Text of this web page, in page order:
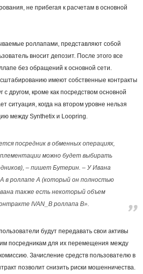
не прибегая к расчетам в основной
роллапами, представляют собой
вносит депозит. После этого все
без обращений к основной сети.
имеют собственные контракты
с другом, кроме как посредством основной
ситуация, когда на втором уровне нельзя
между Synthetix и Loopring.
посредник в обменных операциях,
можно будет выбирать
– пишет Бутерин. – У Ивана
в роллапе A (который он полностью
также есть некоторый объем
IVAN_B роллапа B».
будут передавать свои активы
посредникам для их перемещения между
Зачисление средств пользователю в
позволит снизить риски мошенничества.